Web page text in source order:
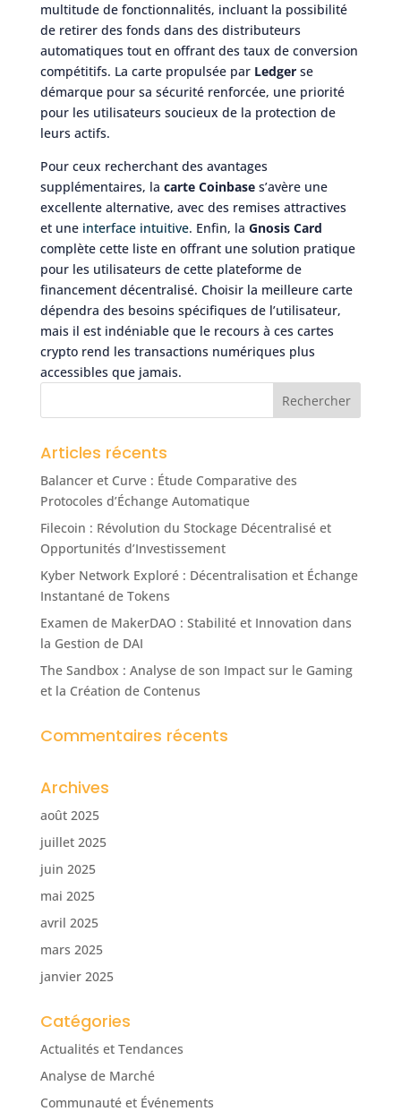
multitude de fonctionnalités, incluant la possibilité
de retirer des fonds dans des distributeurs
automatiques tout en offrant des taux de conversion
compétitifs. La carte propulsée par Ledgerse
démarque pour sa sécurité renforcée, une priorité
pour les utilisateurs soucieux de la protection de
leurs actifs.
Pour ceux recherchant des avantages
supplémentaires, la carte Coinbases’avère une
excellente alternative, avec des remises attractives
et une interface intuitive. Enfin, la Gnosis Card
complète cette liste en offrant une solution pratique
pour les utilisateurs de cette plateforme de
financement décentralisé. Choisir la meilleure carte
dépendra des besoins spécifiques de l’utilisateur,
mais il est indéniable que le recours à ces cartes
crypto rend les transactions numériques plus
accessibles que jamais.
Articles récents
Balancer et Curve : Étude Comparative des
Protocoles d’Échange Automatique
Filecoin : Révolution du Stockage Décentralisé et
Opportunités d’Investissement
Kyber Network Exploré : Décentralisation et Échange
Instantané de Tokens
Examen de MakerDAO : Stabilité et Innovation dans
la Gestion de DAI
The Sandbox : Analyse de son Impact sur le Gaming
et la Création de Contenus
Commentaires récents
Archives
août 2025
juillet 2025
juin 2025
mai 2025
avril 2025
mars 2025
janvier 2025
Catégories
Actualités et Tendances
Analyse de Marché
Communauté et Événements